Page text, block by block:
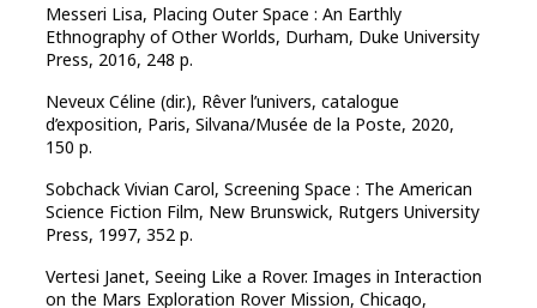
Messeri Lisa, Placing Outer Space : An Earthly
Ethnography of Other Worlds, Durham, Duke University
Press, 2016, 248 p.
Neveux Céline (dir.), Rêver l’univers, catalogue
d’exposition, Paris, Silvana/Musée de la Poste, 2020,
150 p.
Sobchack Vivian Carol, Screening Space : The American
Science Fiction Film, New Brunswick, Rutgers University
Press, 1997, 352 p.
Vertesi Janet, Seeing Like a Rover. Images in Interaction
on the Mars Exploration Rover Mission, Chicago,